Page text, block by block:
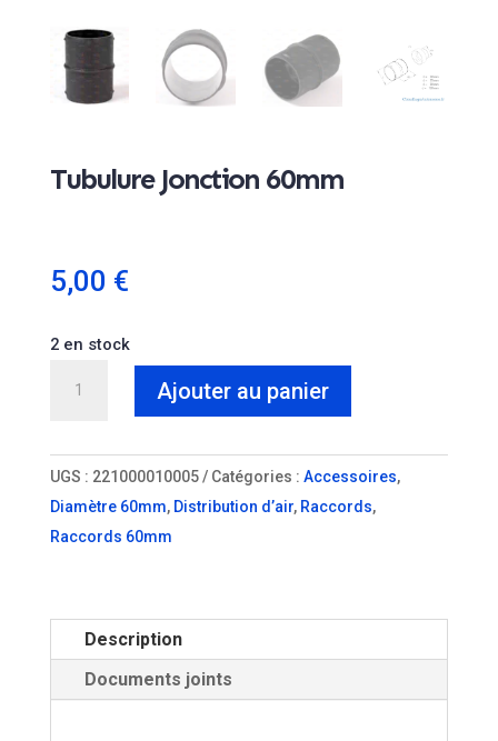
Tubulure Jonction 60mm
5,00 €
2 en stock
Ajouter au panier
UGS : 221000010005 Catégories : Accessoires,
Diamètre 60mm, Distribution d’air, Raccords,
Raccords 60mm
Description
Documents joints